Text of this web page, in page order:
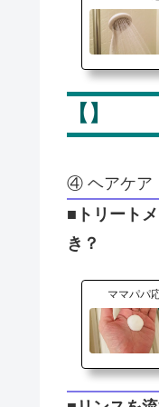
【】
④ ヘアケア
■トリート
き？
ママパパ